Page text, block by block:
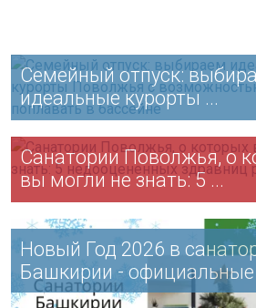
Семейный отпуск:
идеальные курорты ...
Санатории Поволжья, о
вы могли не знать: 5 ...
Новый Год 2026 в
Башкирии - официальные